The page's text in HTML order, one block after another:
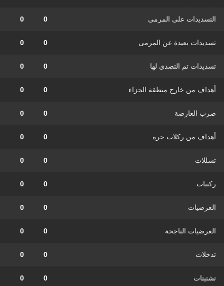
التسديدات على المرمى 0
0
تسديدات بعيدة عن المرمى 0
0
تسديدات تم التصدي لها 0
0
أهداف من خارج منطقة الجزاء 0
0
ضرب العارضة 0
0
أهداف من ركلات حرة 0
0
تسللات 0
0
ركنيات 0
0
العرضيات 0
0
العرضيات الناجحة 0
0
تدخلات 0
0
تشتيتات 0
0